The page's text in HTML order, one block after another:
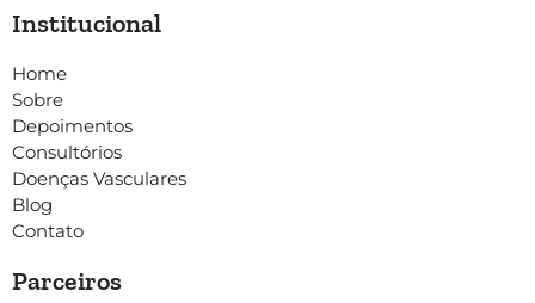
Institucional
Home
Sobre
Depoimentos
Consultórios
Doenças Vasculares
Blog
Contato
Parceiros